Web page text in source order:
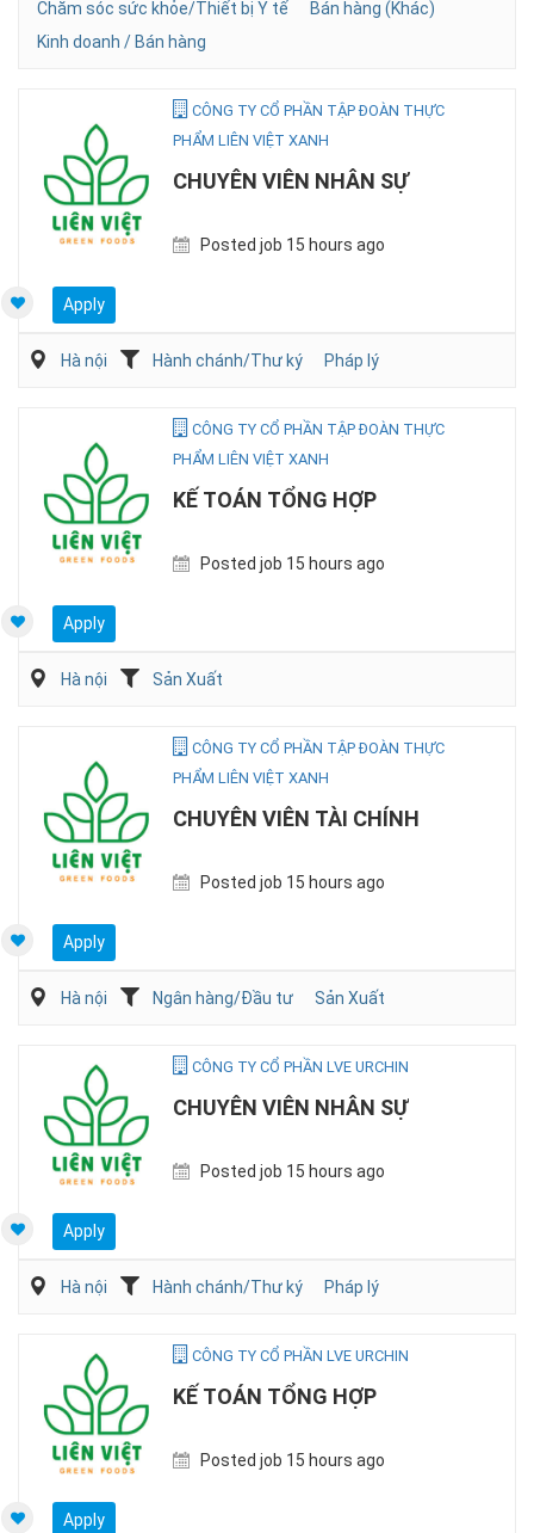
Chăm sóc sức khỏe/Thiết bị Y tế
Bán hàng (Khác)
Kinh doanh / Bán hàng
CÔNG TY CỔ PHẦN TẬP ĐOÀN THỰC
PHẨM LIÊN VIỆT XANH
CHUYÊN VIÊN NHÂN SỰ
Posted job 15 hours ago
Apply
Hà nội Hành chánh/Thư ký Pháp lý
CÔNG TY CỔ PHẦN TẬP ĐOÀN THỰC
PHẨM LIÊN VIỆT XANH
KẾ TOÁN TỔNG HỢP
Posted job 15 hours ago
Apply
Hà nội Sản Xuất
CÔNG TY CỔ PHẦN TẬP ĐOÀN THỰC
PHẨM LIÊN VIỆT XANH
CHUYÊN VIÊN TÀI CHÍNH
Posted job 15 hours ago
Apply
Hà nội Ngân hàng/Đầu tư Sản Xuất
CÔNG TY CỔ PHẦN LVE URCHIN
CHUYÊN VIÊN NHÂN SỰ
Posted job 15 hours ago
Apply
Hà nội Hành chánh/Thư ký Pháp lý
CÔNG TY CỔ PHẦN LVE URCHIN
KẾ TOÁN TỔNG HỢP
Posted job 15 hours ago
Apply